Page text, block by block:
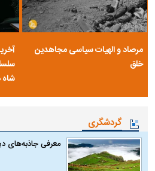
مرصاد و الهیات سیاسی مجاهدین
خلق
شاه
گردشگری
معرفی جاذبه‌های